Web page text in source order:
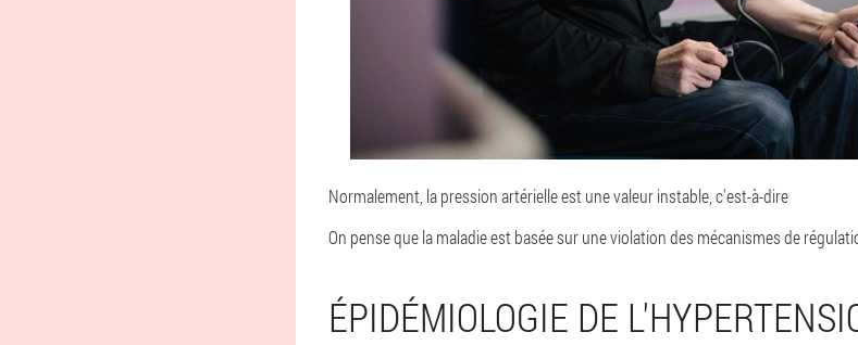
Normalement, la pression artérielle est une valeur instable, c'est-à-dire
On pense que la maladie est basée sur une violation des mécanismes de
ÉPIDÉMIOLOGIE DE